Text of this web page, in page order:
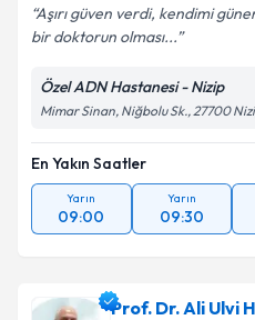
Aşırı güven verdi, kendimi
bir doktorun olması...
Özel ADN Hastanesi - Nizip
Mimar Sinan, Niğbolu Sk., 27700
En Yakın Saatler
Yarın
09:00
Yarın
09:30
Prof. Dr. Ali Ulvi